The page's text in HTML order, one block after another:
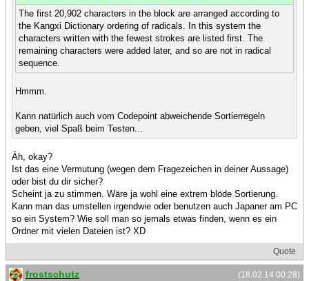
The first 20,902 characters in the block are arranged according to
the Kangxi Dictionary ordering of radicals. In this system the
characters written with the fewest strokes are listed first. The
remaining characters were added later, and so are not in radical
sequence.
Hmmm.
Kann natürlich auch vom Codepoint abweichende Sortierregeln
geben, viel Spaß beim Testen...
Äh, okay?
Ist das eine Vermutung (wegen dem Fragezeichen in deiner Aussage)
oder bist du dir sicher?
Scheint ja zu stimmen. Wäre ja wohl eine extrem blöde Sortierung.
Kann man das umstellen irgendwie oder benutzen auch Japaner am PC
so ein System? Wie soll man so jemals etwas finden, wenn es ein
Ordner mit vielen Dateien ist? XD
Quote
(18.02.14 00:28)
frostschutz